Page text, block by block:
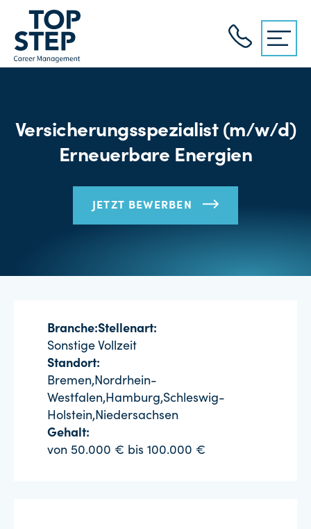
Versicherungsspezialist (m/w/d)
Erneuerbare Energien
JETZT BEWERBEN
Branche:
Sonstige
Stellenart:
Vollzeit
Standort:
Bremen,Nordrhein-
Westfalen,Hamburg,Schleswig-
Holstein,Niedersachsen
Gehalt:
von 50.000 € bis 100.000 €